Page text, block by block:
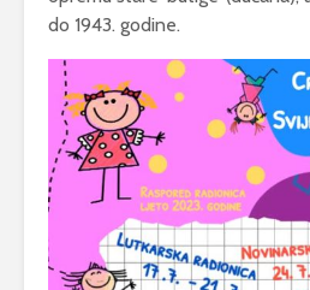
do 1943. godine.